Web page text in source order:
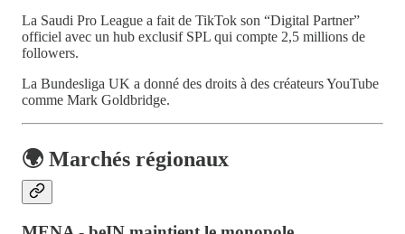
La Saudi Pro League a fait de TikTok son “Digital Partner”
officiel avec un hub exclusif SPL qui compte 2,5 millions de
followers.
La Bundesliga UK a donné des droits à des créateurs YouTube
comme Mark Goldbridge.
🌍 Marchés régionaux